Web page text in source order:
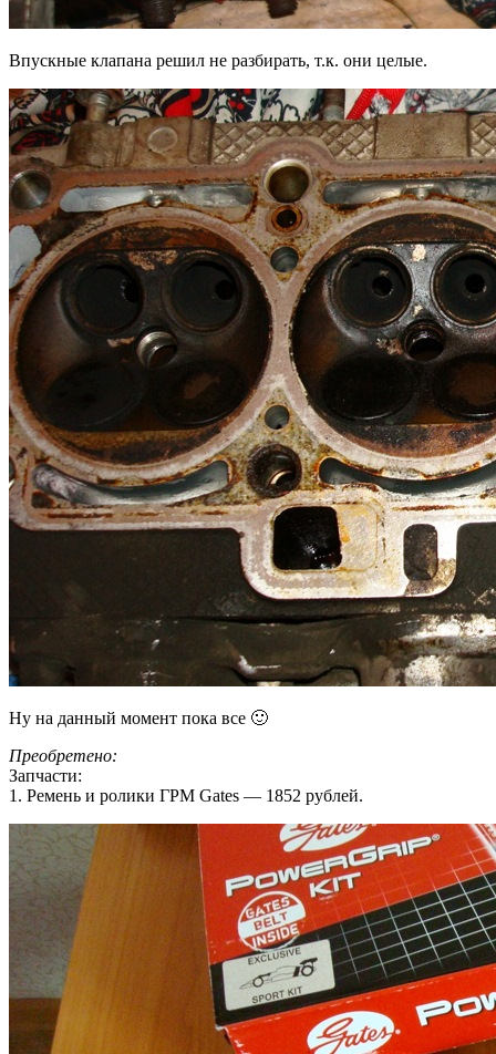
Впускные клапана решил не разбирать, т.к. они целые.
Ну на данный момент пока все 🙂
Преобретено:
Запчасти:
1. Ремень и ролики ГРМ Gates — 1852 рублей.